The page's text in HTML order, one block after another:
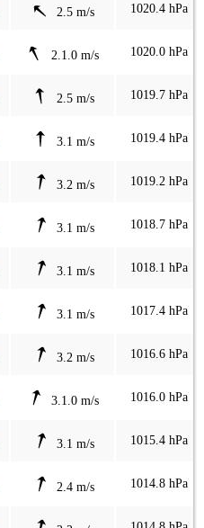
2.5 m/s 1020.4 hPa
2.1.0 m/s 1020.0 hPa
2.5 m/s 1019.7 hPa
3.1 m/s 1019.4 hPa
3.2 m/s 1019.2 hPa
3.1 m/s 1018.7 hPa
3.1 m/s 1018.1 hPa
3.1 m/s 1017.4 hPa
3.2 m/s 1016.6 hPa
3.1.0 m/s 1016.0 hPa
3.1 m/s 1015.4 hPa
2.4 m/s 1014.8 hPa